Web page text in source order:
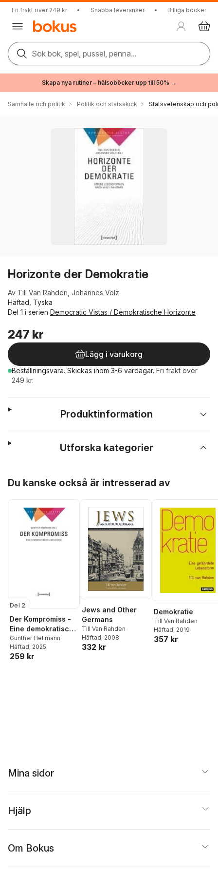
Fri frakt över 249 kr • Snabba leveranser • Billiga böcker
Sök bok, spel, pussel, penna...
Skapa nya rutiner – hälsoböcker upp till 50% →
Samhälle och politik Politik och statsskick Statsvetenskap och
Horizonte der Demokratie
Av Till Van Rahden Johannes Völz
Häftad, Tyska
Del 1 i serien Democratic Vistas / Demokratische Horizonte
247 kr
Lägg i varukorg
Beställningsvara. Skickas inom 3-6 vardagar. Fri frakt över
249 kr.
Produktinformation
Utforska kategorier
Du kanske också är intresserad av
Del 2
Der Kompromiss -
Eine demokratische
Lebensform
Gunther Hellmann
Häftad, 2025
259 kr
Jews and Other
Germans
Till Van Rahden
Häftad, 2008
332 kr
Demokratie
Till Van Rahden
Häftad, 2019
357 kr
Mina sidor
Hjälp
Om Bokus